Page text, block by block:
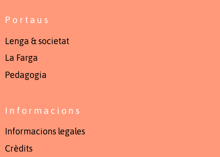
Portaus
Lenga & societat
La Farga
Pedagogia
Informacions
Informacions legales
Crèdits